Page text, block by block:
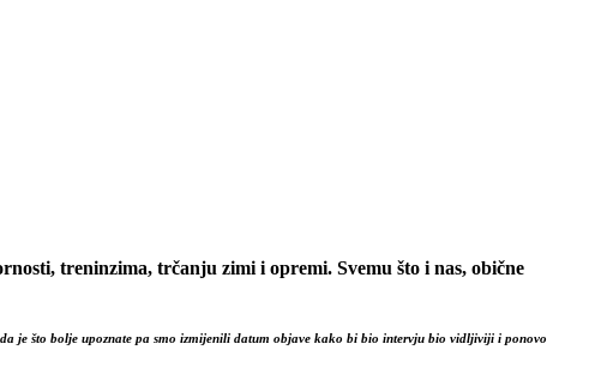
treninzima, trčanju zimi i opremi. Svemu što i nas, obične
je što bolje upoznate pa smo izmijenili datum objave kako bi bio intervju bio vidljiviji i ponovo